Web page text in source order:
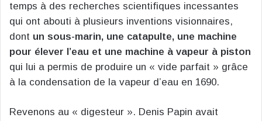
temps à des recherches scientifiques incessantes
qui ont abouti à plusieurs inventions visionnaires,
dont un sous-marin, une catapulte, une machine
pour élever l’eau et une machine à vapeur à piston
qui lui a permis de produire un « vide parfait » grâce
à la condensation de la vapeur d’eau en 1690.
Revenons au « digesteur ». Denis Papin avait